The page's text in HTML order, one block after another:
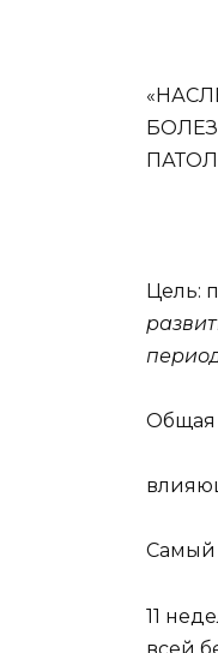
Цель:
Общая
Самый
11
всей